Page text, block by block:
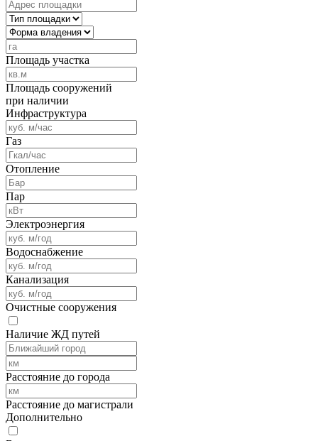
Площадь участка
Площадь сооружений
при наличии
Инфраструктура
Газ
Отопление
Пар
Электроэнергия
Водоснабжение
Канализация
Очистные сооружения
Наличие ЖД путей
Расстояние до города
Расстояние до магистрали
Дополнительно